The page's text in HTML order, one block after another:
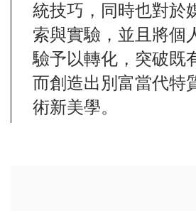
統技巧，同時也對於
索與實驗，並且將個
驗予以轉化，突破既
而創造出別富當代特
術新美學。